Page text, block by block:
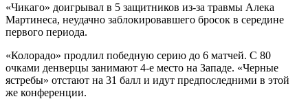
«Чикаго» доигрывал в 5 защитников из-за травмы Алека
Мартинеса, неудачно заблокировавшего бросок в середине
первого периода.
«Колорадо» продлил победную серию до 6 матчей. С 80
очками денверцы занимают 4-е место на Западе. «Черные
ястребы» отстают на 31 балл и идут предпоследними в этой
же конференции.